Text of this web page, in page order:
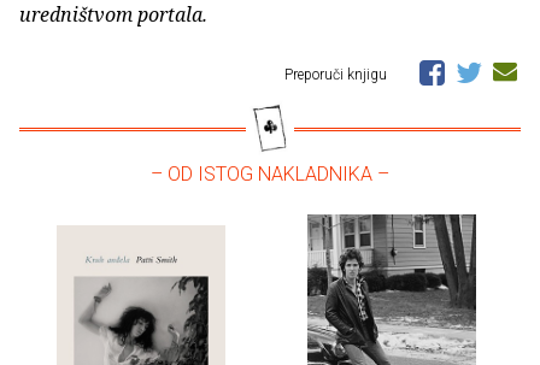
uredništvom portala.
Preporuči knjigu
– OD ISTOG NAKLADNIKA –